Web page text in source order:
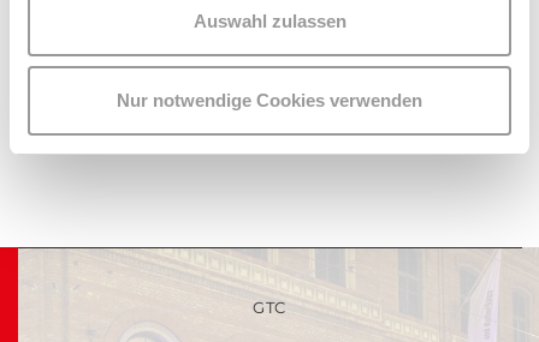
Auswahl zulassen
Nur notwendige Cookies verwenden
GTC